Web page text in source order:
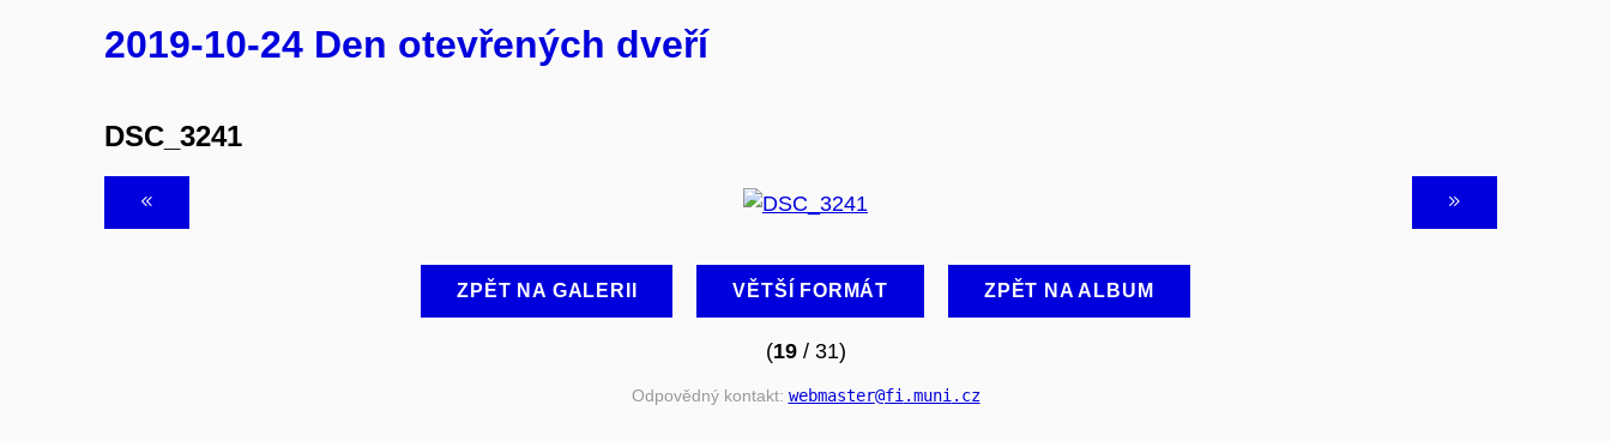
2019-10-24 Den otevřených dveří
DSC_3241
ZPĚT NA GALERII VĚTŠÍ FORMÁT ZPĚT NA ALBUM
(19/ 31)
Odpovědný kontakt: webmaster@fi .muni .cz